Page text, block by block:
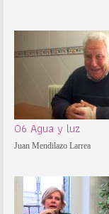
06 Agua y luz
Juan Mendilazo Larrea